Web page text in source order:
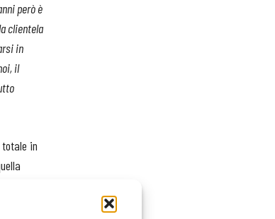
però è
clientela
in
il
in